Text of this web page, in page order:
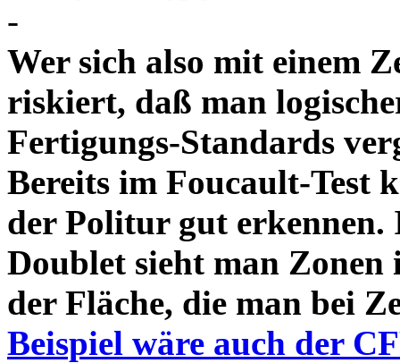
-
Wer sich also mit einem
riskiert, daß man
Fertigungs-Standards
Bereits im Foucault-Test
der Politur gut
Doublet sieht man Zonen
der Fläche, die man bei
Beispiel wäre auch der